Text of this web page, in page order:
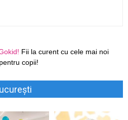
Fii la curent cu cele mai noi
copii!